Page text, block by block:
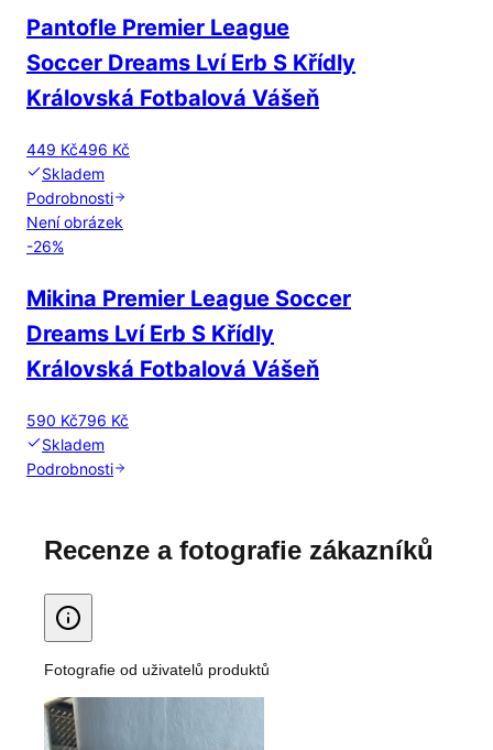
Pantofle Premier League
Soccer Dreams Lví Erb S Křídly
Královská Fotbalová Vášeň
449 Kč496 Kč
Skladem
Podrobnosti
Není obrázek
-26%
Mikina Premier League Soccer
Dreams Lví Erb S Křídly
Královská Fotbalová Vášeň
590 Kč796 Kč
Skladem
Podrobnosti
Recenze a fotografie zákazníků
Fotografie od uživatelů produktů